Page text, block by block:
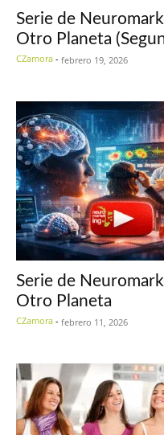
Serie de
Otro Planeta
CZamora - febrero 19, 2026
Serie de
Otro Planeta
CZamora - febrero 11, 2026